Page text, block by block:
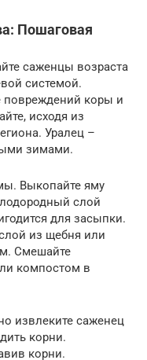
Пошаговая
саженцы возраста
системой.
повреждений коры и
исходя из
Уралец –
зимами.
Выкопайте яму
слой
для засыпки.
из щебня или
Смешайте
компостом в
извлеките саженец
корни.
корни.